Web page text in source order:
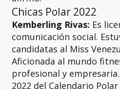
Chicas Polar 2022
Kemberling Rivas: Es
comunicación social.
candidatas al Miss
Aficionada al mundo
profesional y
2022 del Calendario